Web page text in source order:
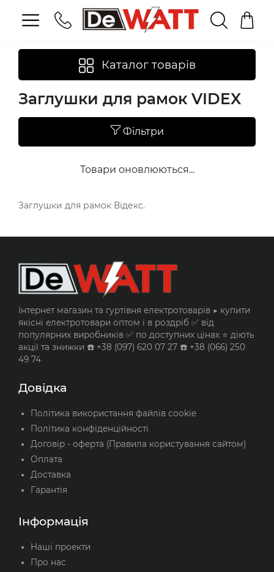
Каталог товарів
Заглушки для рамок VIDEX
Фільтри
Товари оновлюються...
Заглушки для рамок Відекс.
Інтернет магазин та гуртівня електротоварів ▶️ купити
якісні електротовари оптом і в роздріб ✅ від
популярних виробників ✅ по доступних цінах ⭐ діють
акції та знижки ☎️ +38 (097) 620 07 27 ☎️ +38 (066) 250
49 74
Довідка
Політика використання файлів cookie
Політика конфіденційності
Договір - оферта (Правила користування сайтом)
Оплата
Доставка
Гарантія
Інформація
Наші проекти
Про нас